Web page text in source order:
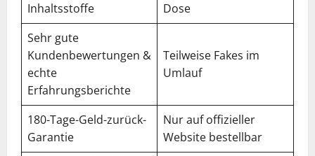
Inhaltsstoffe
Dose
Sehr gute
Kundenbewertungen &
echte
Erfahrungsberichte
Teilweise Fakes im
Umlauf
180-Tage-Geld-zurück-
Garantie
Nur auf offizieller
Website bestellbar